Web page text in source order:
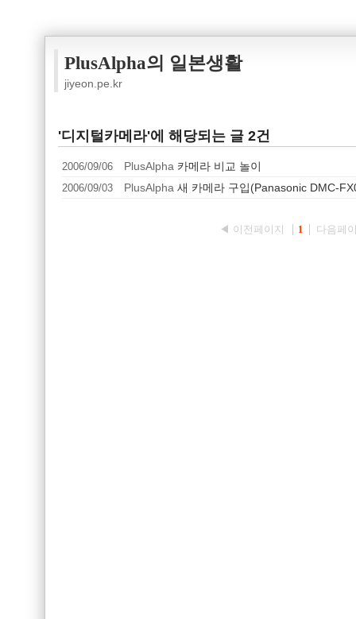
PlusAlpha의 일본생활
jiyeon.pe.kr
'디지털카메라'에 해당되는 글 2건
2006/09/06 PlusAlpha 카메라 비교 놀이
2006/09/03
PlusAlpha 새 카메라 구입(Panasonic DMC-
◀ 이전페이지 1 다음페